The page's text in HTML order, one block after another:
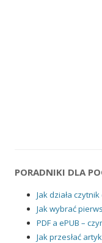
PORADNIKI DLA
Jak działa
Jak wybrać
PDF a ePUB –
Jak przesłać